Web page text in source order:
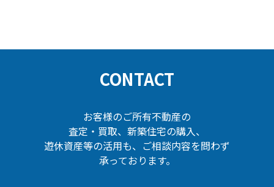
CONTACT
お客様のご所有不動産の
査定・買取、新築住宅の購入、
遊休資産等の活用も、ご相談内容を問わず
承っております。